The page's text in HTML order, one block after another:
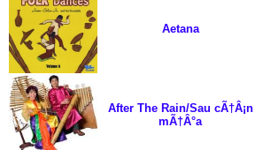
Aetana
After The Rain/Sau cÃ†Â¡n
mÃ†Â°a